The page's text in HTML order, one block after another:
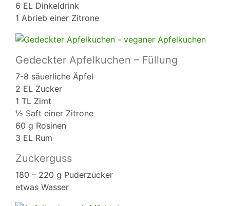
6 EL Dinkeldrink
1 Abrieb einer Zitrone
Gedeckter Apfelkuchen – Füllung
7-8 säuerliche Äpfel
2 EL Zucker
1 TL Zimt
½ Saft einer Zitrone
60 g Rosinen
3 EL Rum
Zuckerguss
180 – 220 g Puderzucker
etwas Wasser